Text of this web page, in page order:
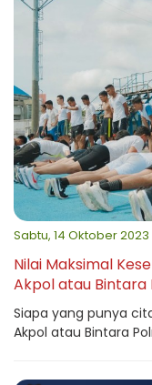
Sabtu, 14 Oktober 2023
Nilai Maksimal
Akpol atau Bintara
Siapa yang punya
Akpol atau Bintara